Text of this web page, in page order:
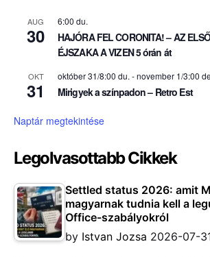
AUG
30
6:00 du.
HAJÓRA FEL CORONITA! – AZ
ÉJSZAKA A VIZEN 5 órán át
OKT
31
október 31/8:00 du. -november 1/3:00
Mirigyek a színpadon – Retro Est
Naptár megtekintése
Legolvasottabb Cikkek
Settled status 2026: amit
magyarnak tudnia kell a
Office-szabályokról
by Istvan Jozsa 2026-07-